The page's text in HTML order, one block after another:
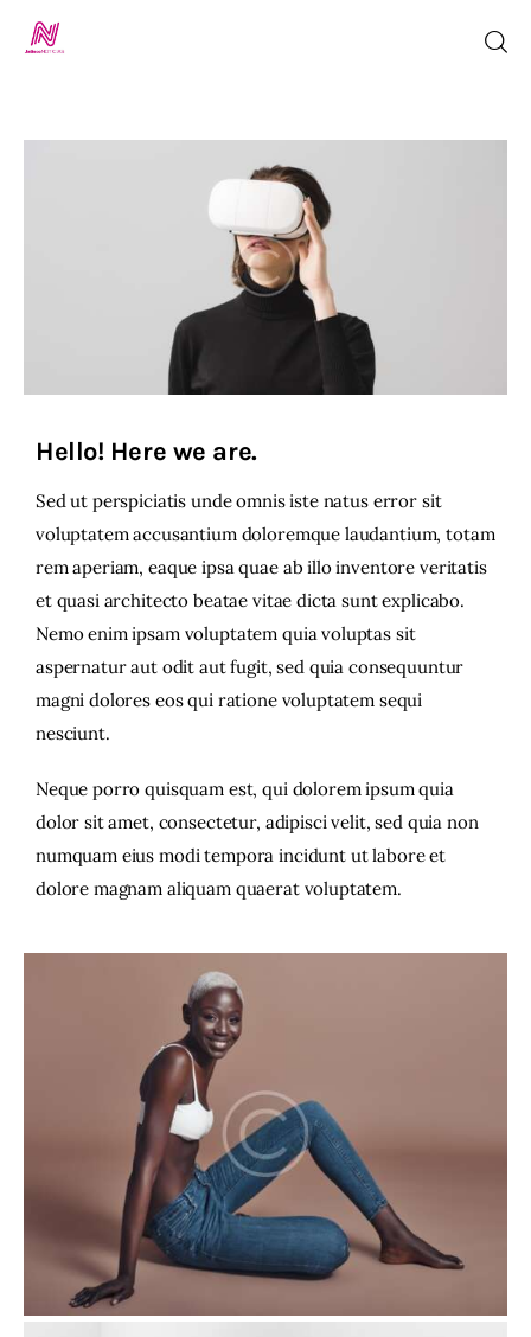
Jalisco Noticias
Programación
Nosotros
Contacto
Hello! Here we are.
Sed ut perspiciatis unde omnis iste natus error sit
voluptatem accusantium doloremque laudantium, totam
rem aperiam, eaque ipsa quae ab illo inventore veritatis
et quasi architecto beatae vitae dicta sunt explicabo.
Nemo enim ipsam voluptatem quia voluptas sit
aspernatur aut odit aut fugit, sed quia consequuntur
magni dolores eos qui ratione voluptatem sequi
nesciunt.
Neque porro quisquam est, qui dolorem ipsum quia
dolor sit amet, consectetur, adipisci velit, sed quia non
numquam eius modi tempora incidunt ut labore et
dolore magnam aliquam quaerat voluptatem.